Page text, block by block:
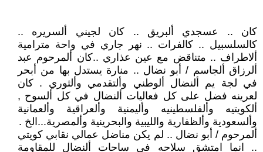
كان .. عسجدي ألبريق .. كان لجيني ألسريره ..
كالسلسبيل .. كالفرات .. نهر جاري في واحة مترامية
ألاطراف .. متناقض مع عين عذاري ..كان ألمرحوم عبد
ألرزاق ألجاسم / أبو نضال .. منارة يستدل بها من أبحر
في لجة يم ألنضال ألوطني وألتقدمي وألثوري . كان
لعرينه فضل على كل فعاليات ألنضال في كل ألسوح ,
ألكويتيه وألفلسطينيه وأليمنية وألعراقية وألعمانية
وألسعودية وألظفارية والليبية والبحرينية وألمصرية...الخ .
ألمرحوم / أبو نضال .. لم يكن مناضل عمالي نقابي كويتي
.. انما امتشق سلاحه في ساحات ألنضال للمقاومة